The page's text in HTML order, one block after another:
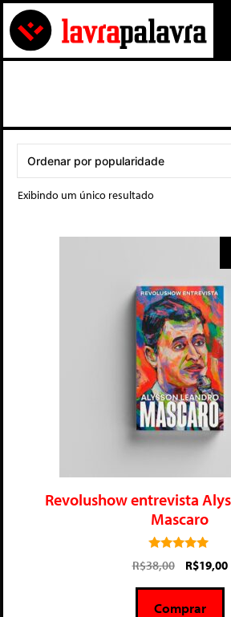
Exibindo um único resultado
Revolushow entrevista
Mascaro
5.00
de 5
R$38,00 R$19,00
Comprar